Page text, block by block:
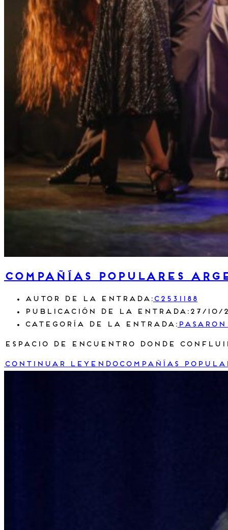
Compañías populares
Autor de la entrada: c2531188
Publicación de la entrada: 27/10/
Categoría de la entrada:
Espacio de encuentro donde
Continuar leyendo Compañías